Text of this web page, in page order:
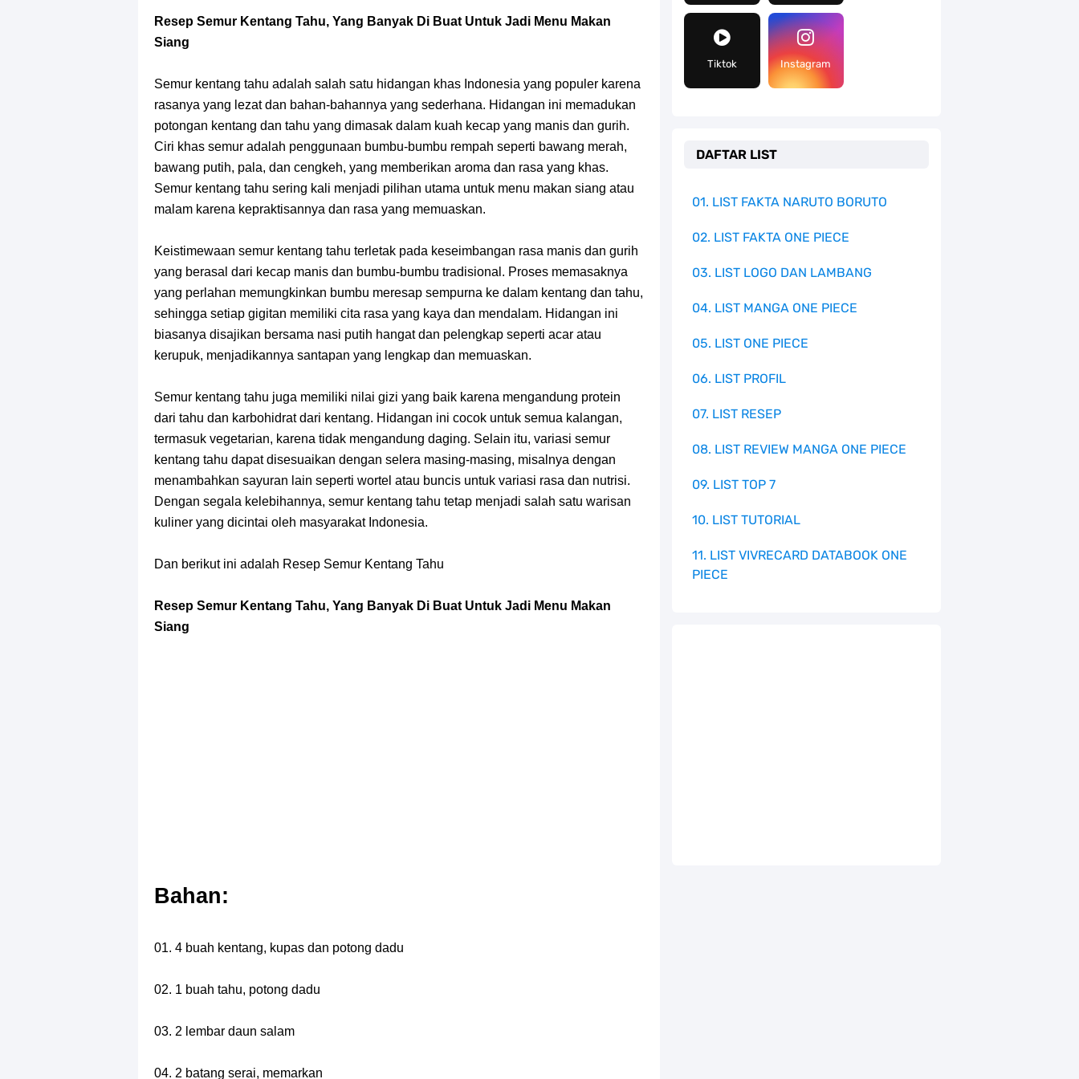
Profil Slamet Rahardjo, Aktor Dengan Peran Penting Dalam Perfilman Indonesia
Resep Roti Panggang, Sangat Mudah Untuk Menjadi Cemilan Bersama Keluarga
Arti Bendera Seychelles, Negara Kepulauan Yang Terletak Di Samudra Hindia
Cara Bayar Akulaku Lewat Gopay, Sangat Mudah Dan Tidak Ribet Sama Sekali
7 Fakta Queen One Piece, All Star Yang Jadi Penanggung Jawab Penjara Udon
Resep Martabak Manis, Cemilan Enak Yang Memiliki Nama Lain Terang Bulan
Resep Semur Kentang Tahu, Yang Banyak Di Buat Untuk Jadi Menu Makan
Siang
Semur kentang tahu adalah salah satu hidangan khas Indonesia yang populer karena
rasanya yang lezat dan bahan-bahannya yang sederhana. Hidangan ini memadukan
potongan kentang dan tahu yang dimasak dalam kuah kecap yang manis dan gurih.
Ciri khas semur adalah penggunaan bumbu-bumbu rempah seperti bawang merah,
bawang putih, pala, dan cengkeh, yang memberikan aroma dan rasa yang khas.
Semur kentang tahu sering kali menjadi pilihan utama untuk menu makan siang atau
malam karena kepraktisannya dan rasa yang memuaskan.
Keistimewaan semur kentang tahu terletak pada keseimbangan rasa manis dan gurih
yang berasal dari kecap manis dan bumbu-bumbu tradisional. Proses memasaknya
yang perlahan memungkinkan bumbu meresap sempurna ke dalam kentang dan tahu,
sehingga setiap gigitan memiliki cita rasa yang kaya dan mendalam. Hidangan ini
biasanya disajikan bersama nasi putih hangat dan pelengkap seperti acar atau
kerupuk, menjadikannya santapan yang lengkap dan memuaskan.
Semur kentang tahu juga memiliki nilai gizi yang baik karena mengandung protein
dari tahu dan karbohidrat dari kentang. Hidangan ini cocok untuk semua kalangan,
termasuk vegetarian, karena tidak mengandung daging. Selain itu, variasi semur
kentang tahu dapat disesuaikan dengan selera masing-masing, misalnya dengan
menambahkan sayuran lain seperti wortel atau buncis untuk variasi rasa dan nutrisi.
Dengan segala kelebihannya, semur kentang tahu tetap menjadi salah satu warisan
kuliner yang dicintai oleh masyarakat Indonesia.
Dan berikut ini adalah Resep Semur Kentang Tahu
Resep Semur Kentang Tahu, Yang Banyak Di Buat Untuk Jadi Menu Makan
Siang
Bahan:
01. 4 buah kentang, kupas dan potong dadu
02. 1 buah tahu, potong dadu
03. 2 lembar daun salam
04. 2 batang serai, memarkan
Tiktok Instagram
DAFTAR LIST
01. LIST FAKTA NARUTO BORUTO
02. LIST FAKTA ONE PIECE
03. LIST LOGO DAN LAMBANG
04. LIST MANGA ONE PIECE
05. LIST ONE PIECE
06. LIST PROFIL
07. LIST RESEP
08. LIST REVIEW MANGA ONE PIECE
09. LIST TOP 7
10. LIST TUTORIAL
11. LIST VIVRECARD DATABOOK ONE
PIECE